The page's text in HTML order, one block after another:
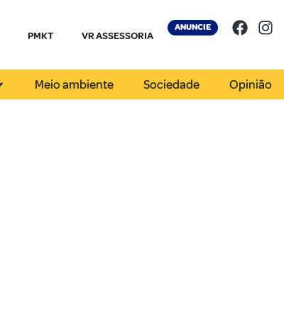
PMKT VR ASSESSORIA
ANUNCIE
Meio ambiente Sociedade Opinião